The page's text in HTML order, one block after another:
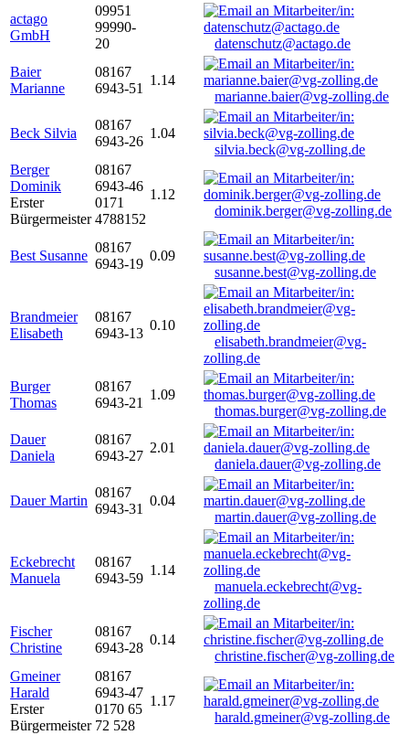
actago
GmbH
09951
99990-
20
datenschutz@actago.de
Baier
Marianne
08167
6943-51
1.14
marianne.baier@vg-zolling.de
Beck Silvia
08167
6943-26
1.04
silvia.beck@vg-zolling.de
Berger
Dominik
Erster
Bürgermeister
08167
6943-46
0171
4788152
1.12
dominik.berger@vg-zolling.de
Best Susanne
08167
6943-19
0.09
susanne.best@vg-zolling.de
Brandmeier
Elisabeth
08167
6943-13
0.10
elisabeth.brandmeier@vg-
zolling.de
Burger
Thomas
08167
6943-21
1.09
thomas.burger@vg-zolling.de
Dauer
Daniela
08167
6943-27
2.01
daniela.dauer@vg-zolling.de
Dauer Martin
08167
6943-31
0.04
martin.dauer@vg-zolling.de
Eckebrecht
Manuela
08167
6943-59
1.14
manuela.eckebrecht@vg-
zolling.de
Fischer
Christine
08167
6943-28
0.14
christine.fischer@vg-zolling.de
Gmeiner
Harald
Erster
Bürgermeister
08167
6943-47
0170 65
72 528
1.17
harald.gmeiner@vg-zolling.de